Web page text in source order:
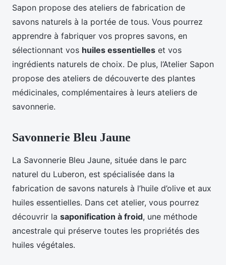
Sapon propose des ateliers de fabrication de
savons naturels à la portée de tous. Vous pourrez
apprendre à fabriquer vos propres savons, en
sélectionnant vos huiles essentielles et vos
ingrédients naturels de choix. De plus, l’Atelier Sapon
propose des ateliers de découverte des plantes
médicinales, complémentaires à leurs ateliers de
savonnerie.
Savonnerie Bleu Jaune
La Savonnerie Bleu Jaune, située dans le parc
naturel du Luberon, est spécialisée dans la
fabrication de savons naturels à l’huile d’olive et aux
huiles essentielles. Dans cet atelier, vous pourrez
découvrir la saponification à froid, une méthode
ancestrale qui préserve toutes les propriétés des
huiles végétales.